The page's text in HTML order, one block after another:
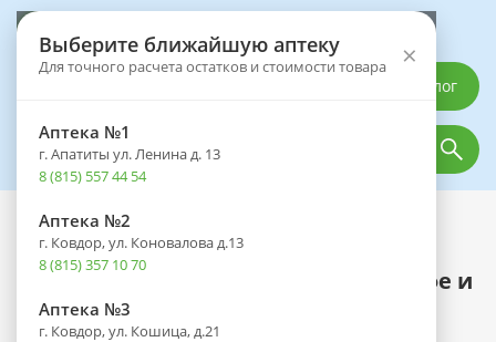
Выберите ближайшую аптеку
Для точного расчета остатков и стоимости товара ×
Аптека №1
г. Апатиты ул. Ленина д. 13
8 (815) 557 44 54
Аптека №2
г. Ковдор, ул. Коновалова д.13
8 (815) 357 10 70
Аптека №3
г. Ковдор, ул. Кошица, д.21
Каталог
Каталог Гигиена полости рта
Ополаскиватель полости рта
АЛЬБАДЕНТ бальзам д/курящих кофе и
сигарета с азуленом 400мл